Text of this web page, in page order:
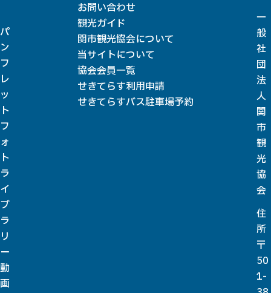
パ
ン
フ
レ
ッ
ト
フ
ォ
ト
ラ
イ
ブ
ラ
リ
ー
動
画
お問い合わせ
観光ガイド
関市観光協会について
当サイトについて
協会会員一覧
せきてらす利用申請
せきてらすバス駐車場予約
一
般
社
団
法
人
関
市
観
光
協
会
住
所
〒
50
1-